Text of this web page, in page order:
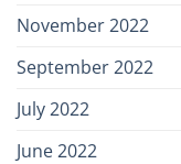
November 2022
September 2022
July 2022
June 2022